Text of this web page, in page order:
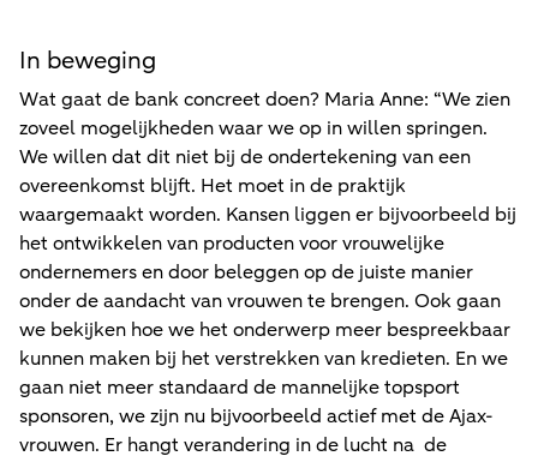
In beweging
Wat gaat de bank concreet doen? Maria Anne: “We zien
zoveel mogelijkheden waar we op in willen springen.
We willen dat dit niet bij de ondertekening van een
overeenkomst blijft. Het moet in de praktijk
waargemaakt worden. Kansen liggen er bijvoorbeeld bij
het ontwikkelen van producten voor vrouwelijke
ondernemers en door beleggen op de juiste manier
onder de aandacht van vrouwen te brengen. Ook gaan
we bekijken hoe we het onderwerp meer bespreekbaar
kunnen maken bij het verstrekken van kredieten. En we
gaan niet meer standaard de mannelijke topsport
sponsoren, we zijn nu bijvoorbeeld actief met de Ajax-
vrouwen. Er hangt verandering in de lucht na de